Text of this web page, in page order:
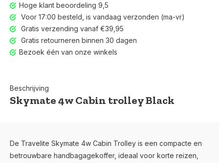
Hoge klant beoordeling 9,5
Voor 17:00 besteld, is vandaag verzonden (ma-vr)
Gratis verzending vanaf €39,95
Gratis retourneren binnen 30 dagen
Bezoek één van onze winkels
Beschrijving
Skymate 4w Cabin trolley Black
De Travelite Skymate 4w Cabin Trolley is een compacte en
betrouwbare handbagagekoffer, ideaal voor korte reizen,